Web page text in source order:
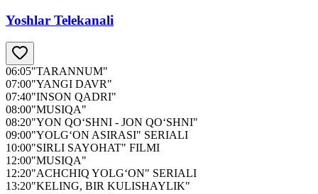
Yoshlar Telekanali
06:05"TARANNUM"
07:00"YANGI DAVR"
07:40"INSON QADRI"
08:00"MUSIQA"
08:20"YON QO‘SHNI - JON QO‘SHNI"
09:00"YOLG‘ON ASIRASI" SERIALI
10:00"SIRLI SAYOHAT" FILMI
12:00"MUSIQA"
12:20"ACHCHIQ YOLG‘ON" SERIALI
13:20"KELING, BIR KULISHAYLIK"